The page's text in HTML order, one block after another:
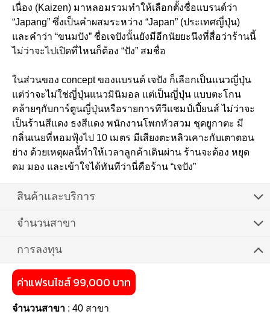
เนื่อง (Kaizen) มาหลอมรวมทำให้เลือกตั้งชื่อแบรนด์ว่า
“Japang” ซึ่งเป็นคำผสมระหว่าง “Japan” (ประเทศญี่ปุ่น)
และคำว่า “ขนมปัง” ชื่อเจปังนั้นยังมีอีกนัยยะนึงที่สื่อว่าร้านนี้
ไม่ว่าจะไปเปิดที่ไหนก็ต้อง “ปัง” สมชื่อ
ในส่วนของ concept ของแบรนด์ เจปัง ก็เลือกเป็นแนวญี่ปุ่น
แต่ว่าจะไม่ใช่ญี่ปุ่นแนวมินิมอล แต่เป็นญี่ปุ่น แบบตะโกน
คล้ายๆกับการ์ตูนญี่ปุ่นหรือรายการทีวีแชมป์เปี้ยนส์ ไม่ว่าจะ
เป็นร้านสีแดง ธงสีแดง พนักงานโพกหัวสวม ชุดยูกาตะ มี
กลิ่นเนยที่หอมฟุ้งไป 10 เมตร มีเสียงตะหลิวเคาะกับเตาตอน
ย่าง ด้วยเหตุผลนี้ทำให้เวลาลูกค้าเดินผ่าน ร้านจะต้อง หยุด
ดม มอง และเข้าใจได้ทันทีว่านี่คือร้าน “เจปัง”
สินค้าและบริการ
จำนวนสาขา
การลงทุน
ค่าแฟรนไชส์ 99,000 บาท
จำนวนสาขา : 40 สาขา